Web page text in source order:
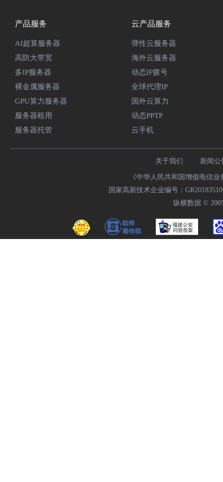
产品服务
AI超算服务器
高防大带宽
多IP服务器
裸金属服务器
GPU算力服务器
服务器租用
服务器托管
云产品服务
弹性云服务器
海外云服务器
动态IP拨号
全球代理IP
国外云算力
动态PPTP
云手机
关于我们 新闻公
《中华人民共和国增值电信
国家高新技术企业编号：
纵横数据 ©